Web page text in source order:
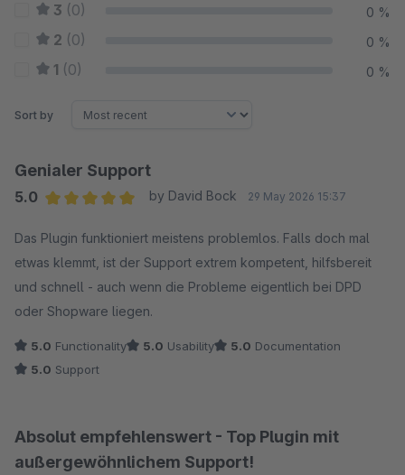
3 (0) 0 %
2 (0) 0 %
1 (0) 0 %
Sort by
Genialer Support
5.0
by David Bock 29 May 2026 15:37
Das Plugin funktioniert meistens problemlos. Falls doch mal
etwas klemmt, ist der Support extrem kompetent, hilfsbereit
und schnell - auch wenn die Probleme eigentlich bei DPD
oder Shopware liegen.
5.0 Functionality 5.0 Usability 5.0 Documentation
5.0 Support
Absolut empfehlenswert - Top Plugin mit
außergewöhnlichem Support!